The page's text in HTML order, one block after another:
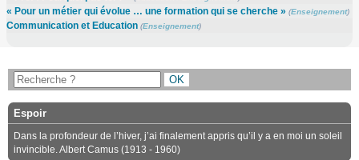
« Pour un métier qui évolue … une formation qui se cherche » (Enseignement)
Communication et Education (Enseignement)
Espoir
Dans la profondeur de l’hiver, j’ai finalement appris qu’il y a en moi un soleil
invincible. Albert Camus (1913 - 1960)